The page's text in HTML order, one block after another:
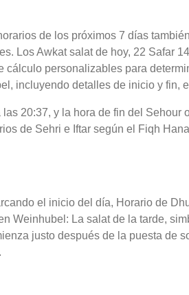
de los próximos 7 días
Los Awkat salat de hoy, 22 Safar
personalizables para
incluyendo detalles de inicio y fin,
20:37, y la hora de fin del
de Sehri e Iftar según el Fiqh
el inicio del día, Horario de
Weinhubel: La salat de la tarde,
justo después de la puesta de